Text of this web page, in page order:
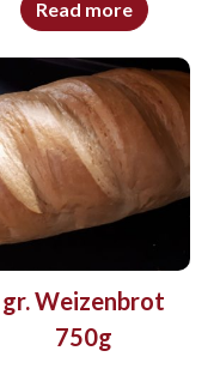
Read more
gr. Weizenbrot
750g